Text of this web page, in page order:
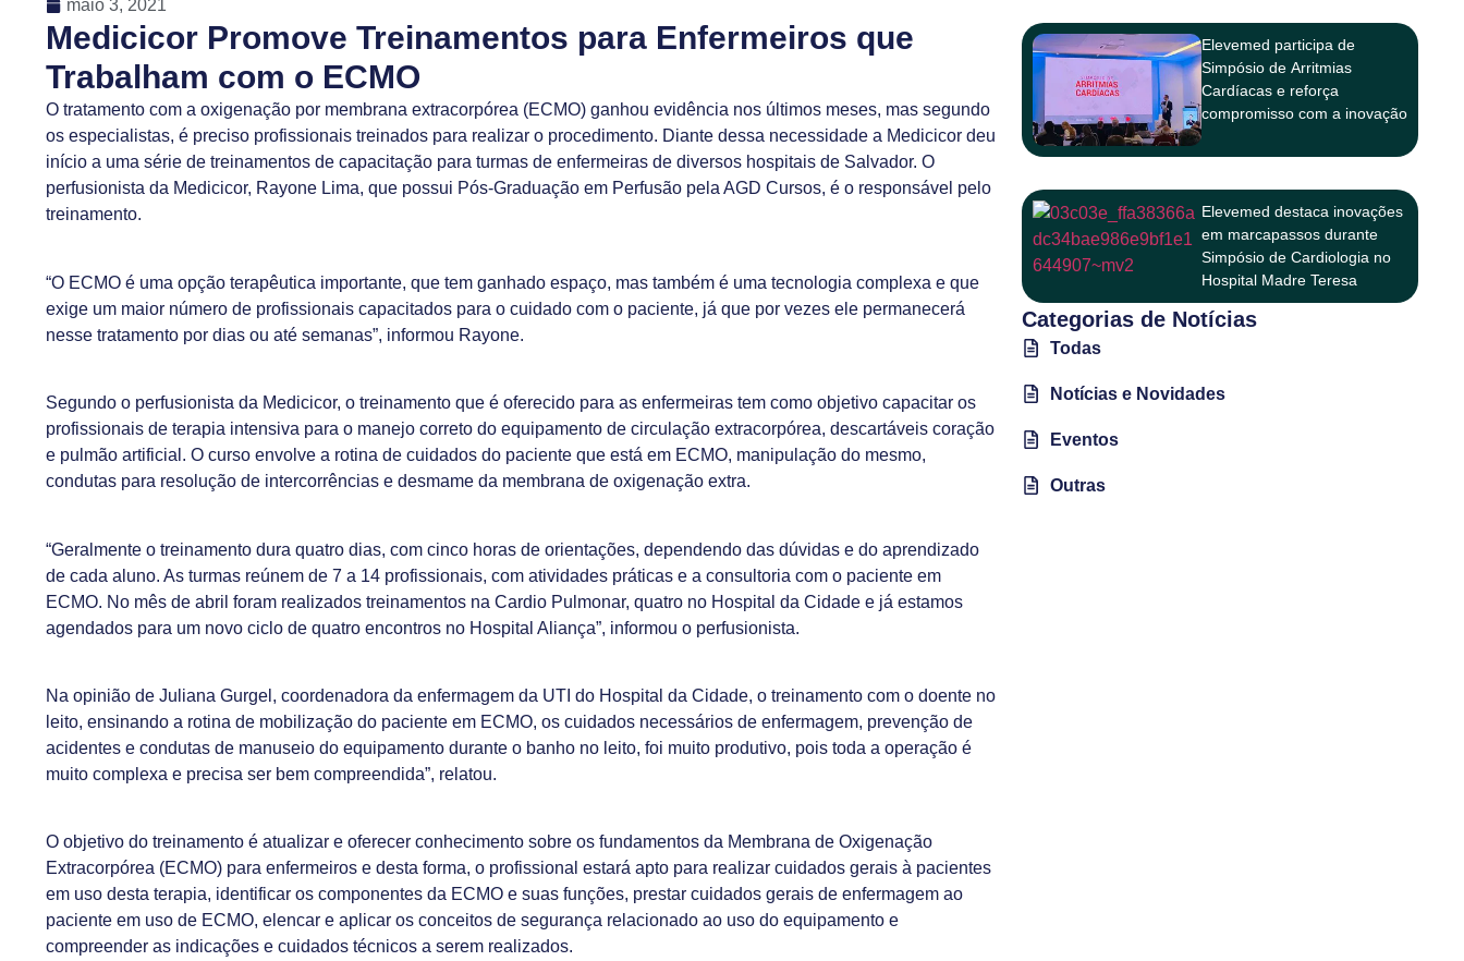
maio 3, 2021
Medicicor Promove Treinamentos para Enfermeiros que
Trabalham com o ECMO
O tratamento com a oxigenação por membrana extracorpórea (ECMO) ganhou evidência nos últimos meses, mas segundo
os especialistas, é preciso profissionais treinados para realizar o procedimento. Diante dessa necessidade a Medicicor deu
início a uma série de treinamentos de capacitação para turmas de enfermeiras de diversos hospitais de Salvador. O
perfusionista da Medicicor, Rayone Lima, que possui Pós-Graduação em Perfusão pela AGD Cursos, é o responsável pelo
treinamento.
“O ECMO é uma opção terapêutica importante, que tem ganhado espaço, mas também é uma tecnologia complexa e que
exige um maior número de profissionais capacitados para o cuidado com o paciente, já que por vezes ele permanecerá
nesse tratamento por dias ou até semanas”, informou Rayone.
Segundo o perfusionista da Medicicor, o treinamento que é oferecido para as enfermeiras tem como objetivo capacitar os
profissionais de terapia intensiva para o manejo correto do equipamento de circulação extracorpórea, descartáveis coração
e pulmão artificial. O curso envolve a rotina de cuidados do paciente que está em ECMO, manipulação do mesmo,
condutas para resolução de intercorrências e desmame da membrana de oxigenação extra.
“Geralmente o treinamento dura quatro dias, com cinco horas de orientações, dependendo das dúvidas e do aprendizado
de cada aluno. As turmas reúnem de 7 a 14 profissionais, com atividades práticas e a consultoria com o paciente em
ECMO. No mês de abril foram realizados treinamentos na Cardio Pulmonar, quatro no Hospital da Cidade e já estamos
agendados para um novo ciclo de quatro encontros no Hospital Aliança”, informou o perfusionista.
Na opinião de Juliana Gurgel, coordenadora da enfermagem da UTI do Hospital da Cidade, o treinamento com o doente no
leito, ensinando a rotina de mobilização do paciente em ECMO, os cuidados necessários de enfermagem, prevenção de
acidentes e condutas de manuseio do equipamento durante o banho no leito, foi muito produtivo, pois toda a operação é
muito complexa e precisa ser bem compreendida”, relatou.
O objetivo do treinamento é atualizar e oferecer conhecimento sobre os fundamentos da Membrana de Oxigenação
Extracorpórea (ECMO) para enfermeiros e desta forma, o profissional estará apto para realizar cuidados gerais à pacientes
em uso desta terapia, identificar os componentes da ECMO e suas funções, prestar cuidados gerais de enfermagem ao
paciente em uso de ECMO, elencar e aplicar os conceitos de segurança relacionado ao uso do equipamento e
compreender as indicações e cuidados técnicos a serem realizados.
Elevemed participa de
Simpósio de Arritmias
Cardíacas e reforça
compromisso com a inovação
na cardiologia
Elevemed destaca inovações
em marcapassos durante
Simpósio de Cardiologia no
Hospital Madre Teresa
Categorias de Notícias
Todas
Notícias e Novidades
Eventos
Outras